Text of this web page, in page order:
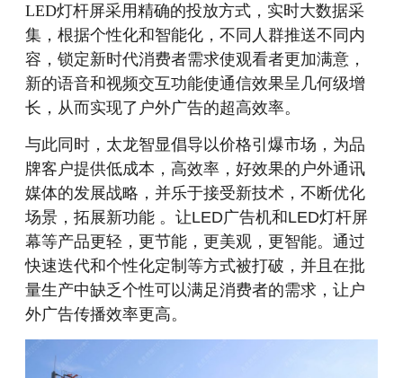
LED灯杆屏采用精确的投放方式，实时大数据采
集，根据个性化和智能化，不同人群推送不同内
容，锁定新时代消费者需求使观看者更加满意，
新的语音和视频交互功能使通信效果呈几何级增
长，从而实现了户外广告的超高效率。
与此同时，太龙智显倡导以价格引爆市场，为品
牌客户提供低成本，高效率，好效果的户外通讯
媒体的发展战略，并乐于接受新技术，不断优化
场景，拓展新功能 。让LED广告机和LED灯杆屏
幕等产品更轻，更节能，更美观，更智能。通过
快速迭代和个性化定制等方式被打破，并且在批
量生产中缺乏个性可以满足消费者的需求，让户
外广告传播效率更高。